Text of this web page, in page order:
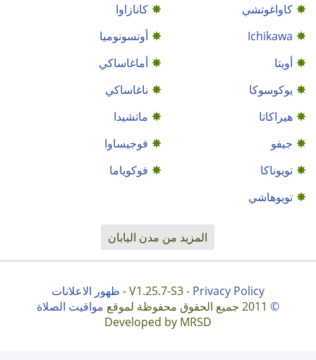
كاواغوتشي
كانازاوا
Ichikawa
أوتسونوميا
أويتا
أماغاساكي
يوكوسوكا
ناغاساكي
هيراكاتا
ماتشيدا
جيفو
فوجيساوا
تويوناكا
فوکویاما
تويوهاشي
المزيد من مدن اليابان
V1.25.7-S3 - Privacy Policy
- ظهور الاعلانات
©
مواقيت الصلاة
Developed by MRSD